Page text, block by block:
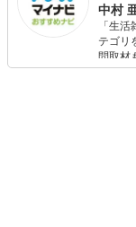
中村
「生
テゴリ
問取材
りや壁